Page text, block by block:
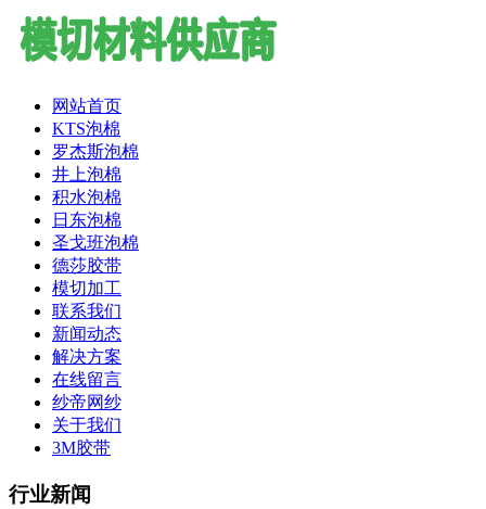
网站首页
KTS泡棉
罗杰斯泡棉
井上泡棉
积水泡棉
日东泡棉
圣戈班泡棉
德莎胶带
模切加工
联系我们
新闻动态
解决方案
在线留言
纱帝网纱
关于我们
3M胶带
行业新闻